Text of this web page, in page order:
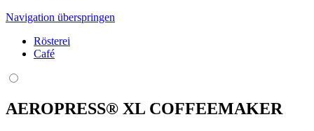
Navigation überspringen
Rösterei
Café
AEROPRESS® XL COFFEEMAKER